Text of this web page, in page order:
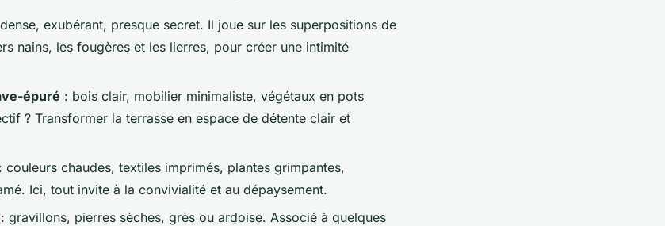
exubérant, presque secret. Il joue sur les superpositions de
nains, les fougères et les lierres, pour créer une intimité
épuré : bois clair, mobilier minimaliste, végétaux en pots
? Transformer la terrasse en espace de détente clair et
: couleurs chaudes, textiles imprimés, plantes grimpantes,
Ici, tout invite à la convivialité et au dépaysement.
: gravillons, pierres sèches, grès ou ardoise. Associé à quelques